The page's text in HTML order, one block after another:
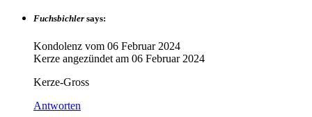
Fuchsbichler says:
Kondolenz vom 06 Februar 2024
Kerze angezündet am 06 Februar 2024
Kerze-Gross
Antworten